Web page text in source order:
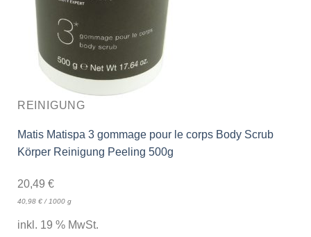
REINIGUNG
Matis Matispa 3 gommage pour le corps Body Scrub
Körper Reinigung Peeling 500g
20,49 €
40,98 €/1000 g
inkl. 19 % MwSt.